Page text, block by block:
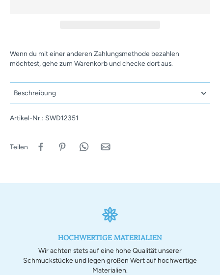
Wenn du mit einer anderen Zahlungsmethode bezahlen
möchtest, gehe zum Warenkorb und checke dort aus.
Beschreibung
Artikel-Nr.: SWD12351
Teilen
HOCHWERTIGE MATERIALIEN
Wir achten stets auf eine hohe Qualität unserer
Schmuckstücke und legen großen Wert auf hochwertige
Materialien.